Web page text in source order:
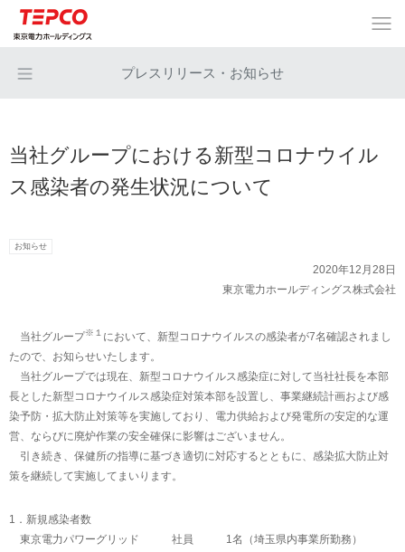
プレスリリース・お知らせ
当社グループにおける新型コロナウイル
ス感染者の発生状況について
お知らせ
2020年12月28日
東京電力ホールディングス株式会社
当社グループ※１ において、新型コロナウイルスの感染者が7名確認されまし
たので、お知らせいたします。
当社グループでは現在、新型コロナウイルス感染症に対して当社社長を本部
長とした新型コロナウイルス感染症対策本部を設置し、事業継続計画および感
染予防・拡大防止対策等を実施しており、電力供給および発電所の安定的な運
営、ならびに廃炉作業の安全確保に影響はございません。
引き続き、保健所の指導に基づき適切に対応するとともに、感染拡大防止対
策を継続して実施してまいります。
1．新規感染者数
東京電力パワーグリッド 社員 1名（埼玉県内事業所勤務）